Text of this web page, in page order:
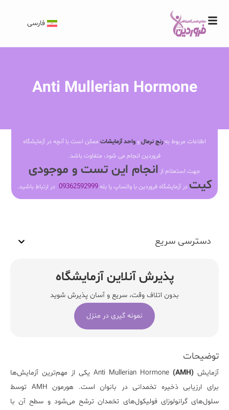
فارسی
Anti Mullerian Hormone
اطلاعات مربوط بهرنج نرمالو واحد آزمایشات ممکن است با آنچه در آزمایشگاه
فروردین انجام می شود، متفاوت باشد.
جهت استعلام از انجام این تست و موجودی
کیت در آزمایشگاه فروردین با واتساپ یا بله09362592999 در ارتباط باشید.
توضیحات
آزمایش Anti Mullerian Hormone (AMH)
یکی از مهم‌ترین آزمایش‌ها
برای ارزیابی ذخیره تخمدانی در بانوان است. هورمون AMH توسط
سلول‌های گرانولوزای فولیکول‌های تخمدان ترشح می‌شود و سطح آن با
دسترسی سریع
پذیرش آنلاین آزمایشگاه
بدون اتلاف وقت، سریع و آسان پذیرش شوید
نمونه گیری در منزل